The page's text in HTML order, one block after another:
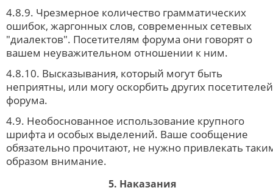
4.8.9. Чpезмеpное количество грамматических
ошибок, жаргонных слов, современных сетевых
"диалектов". Посетителям форума они говорят о
вашем неуважительном отношении к ним.
4.8.10. Высказывания, который могут быть
неприятны, или могу оскорбить других посетителей
форума.
4.9. Необоснованное использование крупного
шрифта и особых выделений. Ваше сообщение
обязательно прочитают, не нужно привлекать
образом внимание.
5. Наказания